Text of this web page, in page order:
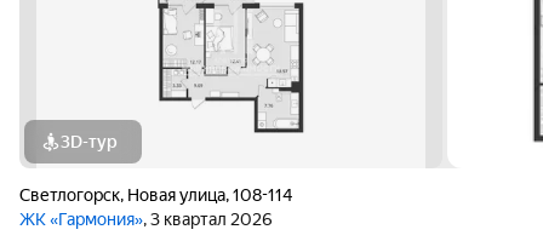
3D-тур
Светлогорск, Новая улица,108-114
ЖК «Гармония», 3 квартал 2026